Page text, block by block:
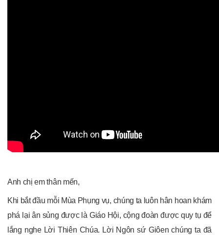
Anh chị em thân mến,
Khi bắt đầu mỗi Mùa Phụng vụ, chúng ta luôn hân hoan khám
phá lại ân sủng được là Giáo Hội, cộng đoàn được quy tụ để
lắng nghe Lời Thiên Chúa. Lời Ngôn sứ Giôen chúng ta đã